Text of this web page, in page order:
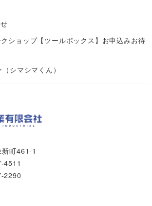
ショップ【ツールボックス】お申込みお待
シマシマくん）
町461-1
4511
2290